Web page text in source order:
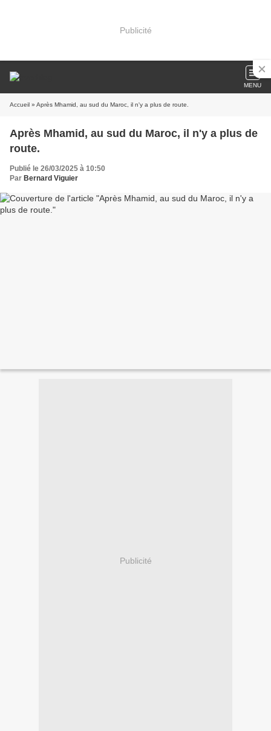
Publicité
MENU
Accueil » Après Mhamid, au sud du Maroc, il n'y a plus de route.
Après Mhamid, au sud du Maroc, il n'y a plus de
route.
Publié le 26/03/2025 à 10:50
Par Bernard Viguier
Publicité